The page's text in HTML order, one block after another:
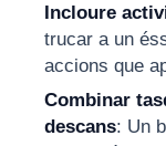
Incloure
trucar a un
accions que
Combinar
descans: Un